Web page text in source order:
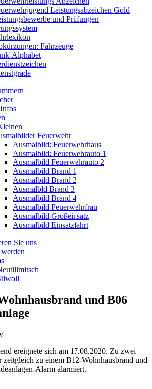
Leistungsabzeichen Gold
und Prüfungen
Fahrzeuge
Alphabet
Feuerwehr
Ausmalbild: Feuerwehrhaus
Ausmalbild: Feuerwehrauto 1
Ausmalbild Feuerwehrauto 2
Ausmalbild Brand 1
Ausmalbild Brand 2
Ausmalbld Brand 3
Ausmalbild Brand 4
Ausmalbild Feuerwehrfrau
Ausmalbild Großeinsatz
Ausmalbild Einsatzfahrt
Sie uns
und B06
ereignete sich am 17.08.2020. Zu zwei
zeitgleich zu einem B12-Wohnhausbrand und
Alarm alarmiert.